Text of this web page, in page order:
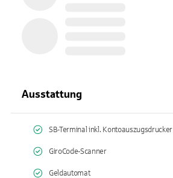
Ausstattung
SB-Terminal inkl. Kontoauszugsdrucker
GiroCode-Scanner
Geldautomat